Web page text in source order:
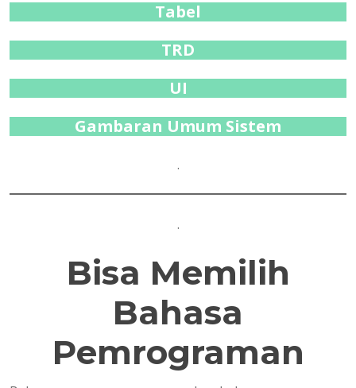
Tabel
TRD
UI
Gambaran Umum Sistem
.
.
Bisa Memilih
Bahasa
Pemrograman